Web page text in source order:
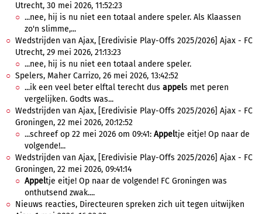
Utrecht, 30 mei 2026, 11:52:23
...nee, hij is nu niet een totaal andere speler. Als Klaassen
zo'n slimme,...
Wedstrijden van Ajax, [Eredivisie Play-Offs 2025/2026] Ajax - FC
Utrecht, 29 mei 2026, 21:13:23
...nee, hij is nu niet een totaal andere speler.
Spelers, Maher Carrizo, 26 mei 2026, 13:42:52
...ik een veel beter elftal terecht dus appels met peren
vergelijken. Godts was...
Wedstrijden van Ajax, [Eredivisie Play-Offs 2025/2026] Ajax - FC
Groningen, 22 mei 2026, 20:12:52
...schreef op 22 mei 2026 om 09:41: Appeltje eitje! Op naar de
volgende!...
Wedstrijden van Ajax, [Eredivisie Play-Offs 2025/2026] Ajax - FC
Groningen, 22 mei 2026, 09:41:14
Appeltje eitje! Op naar de volgende! FC Groningen was
onthutsend zwak....
Nieuws reacties, Directeuren spreken zich uit tegen uitwijken